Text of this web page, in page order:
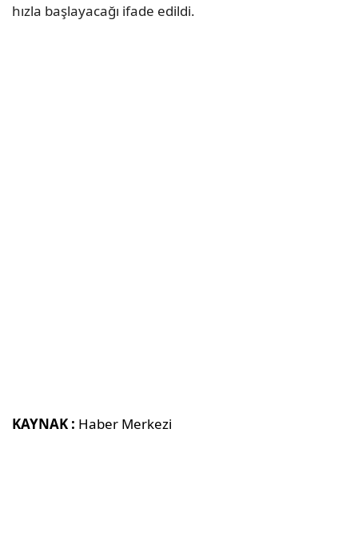
hızla başlayacağı ifade edildi.
KAYNAK : Haber Merkezi